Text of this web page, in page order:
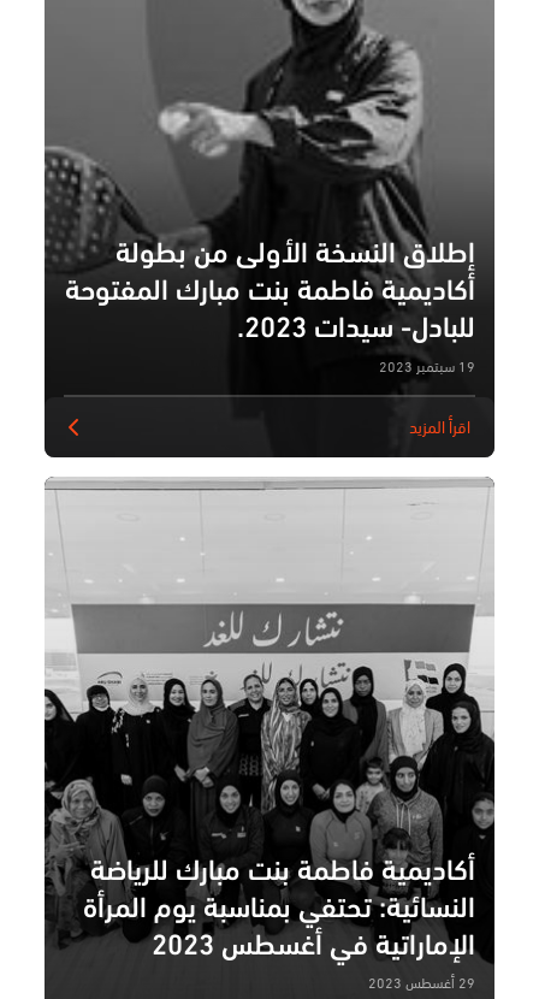
إطلاق النسخة الأولى من بطولة
أكاديمية فاطمة بنت مبارك المفتوحة
للبادل- سيدات 2023.
19 سبتمبر 2023
اقرأ المزيد
أكاديمية فاطمة بنت مبارك للرياضة
النسائية: تحتفي بمناسبة يوم المرأة
الإماراتية في أغسطس 2023
29 أغسطس 2023